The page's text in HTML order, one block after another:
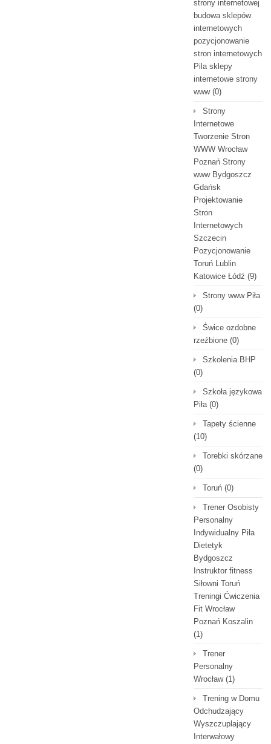
strony internetowej
budowa sklepów
internetowych
pozycjonowanie
stron internetowych
Pila sklepy
internetowe strony
www(0)
Strony
Internetowe
Tworzenie Stron
WWW Wrocław
Poznań Strony
www Bydgoszcz
Gdańsk
Projektowanie
Stron
Internetowych
Szczecin
Pozycjonowanie
Toruń Lublin
Katowice Łódź (9)
Strony www Piła
(0)
Świce ozdobne
rzeźbione (0)
Szkolenia BHP
(0)
Szkoła językowa
Piła(0)
Tapety ścienne
(10)
Torebki skórzane
(0)
Toruń (0)
Trener Osobisty
Personalny
Indywidualny Piła
Dietetyk
Bydgoszcz
Instruktor fitness
Siłowni Toruń
Treningi Ćwiczenia
Fit Wrocław
Poznań Koszalin
(1)
Trener
Personalny
Wrocław(1)
Trening w Domu
Odchudzający
Wyszczuplający
Interwałowy